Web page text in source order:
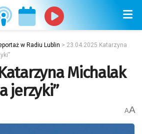
w Radiu Lublin > 23.04.2025 Katarzyna
Michalak
jerzyki”
AA